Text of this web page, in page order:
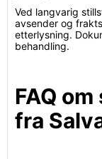
Ved langvarig
avsender og
etterlysning.
behandling.
FAQ
fra